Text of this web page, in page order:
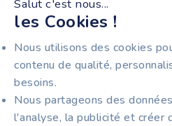
Salut c'est nous...
les Cookies !
Nous utilisons des cookies
contenu de qualité,
besoins.
Nous partageons des
l'analyse, la publicité et créer
Lesrisques de
provenir d'inexactitudes dans
comptabilité, comme
de la liasse, voire les deux.